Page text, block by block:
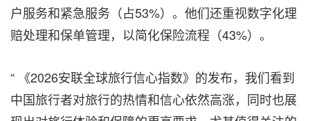
户服务和紧急服务（占53%）。他们还重视数字化理
赔处理和保单管理，以简化保险流程（43%）。
“ 《2026安联全球旅行信心指数》的发布，我们看到
中国旅行者对旅行的热情和信心依然高涨，同时也展